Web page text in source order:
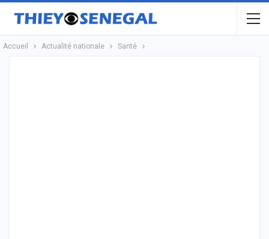
Accueil Actualité nationale Santé